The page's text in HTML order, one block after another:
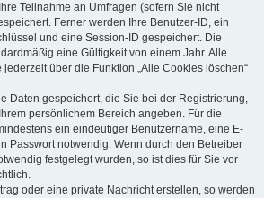
Teilnahme an Umfragen (sofern Sie nicht
Ferner werden Ihre Benutzer-ID, ein
und eine Session-ID gespeichert. Die
eine Gültigkeit von einem Jahr. Alle
über die Funktion „Alle Cookies löschen“
Daten gespeichert, die Sie bei der Registrierung,
persönlichem Bereich angeben. Für die
ein eindeutiger Benutzername, eine E-
Passwort notwendig. Wenn durch den Betreiber
festgelegt wurden, so ist dies für Sie vor
oder eine private Nachricht erstellen, so werden